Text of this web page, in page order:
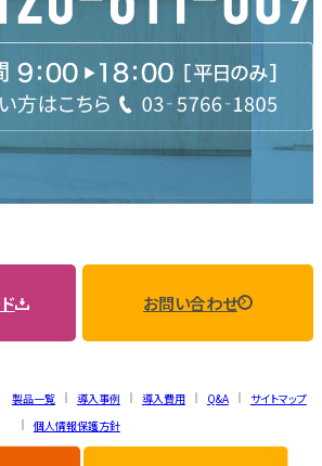
お問い合わせ
製品一覧 導入事例 導入費用 Q&A
サイトマップ
個人情報保護方針